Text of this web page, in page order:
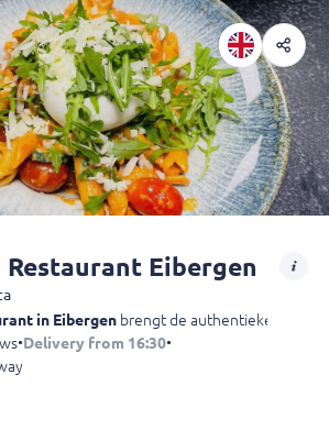
Eibergen
in Eibergen brengt de authentieke
•Delivery from 16:30•